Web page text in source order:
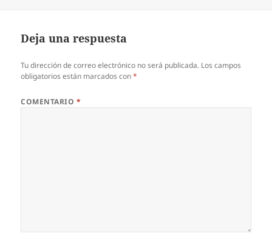
Deja una respuesta
Tu dirección de correo electrónico no será publicada. Los campos
obligatorios están marcados con*
COMENTARIO *